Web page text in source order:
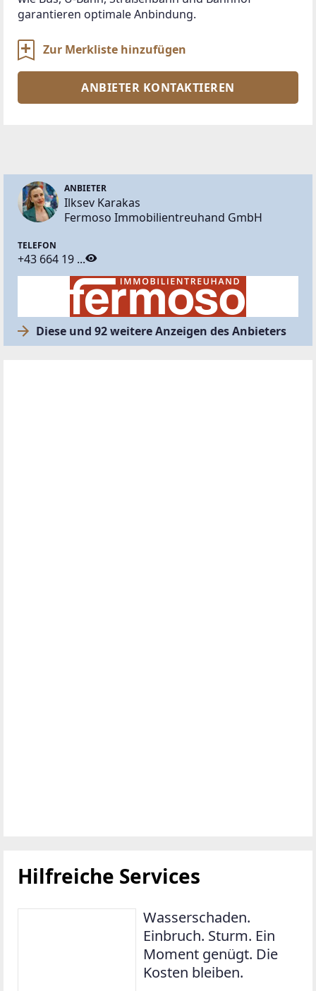
garantieren optimale Anbindung.
Zur Merkliste hinzufügen
ANBIETER KONTAKTIEREN
ANBIETER
Ilksev Karakas
Fermoso Immobilientreuhand GmbH
TELEFON
+43 664 19 ...
Diese und 92 weitere Anzeigen des Anbieters
Hilfreiche Services
Wasserschaden.
Einbruch. Sturm. Ein
Moment genügt. Die
Kosten bleiben.